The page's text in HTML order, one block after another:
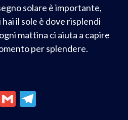
solare è importante,
il sole è dove risplendi
mattina ci aiuta a capire
per splendere.
W G